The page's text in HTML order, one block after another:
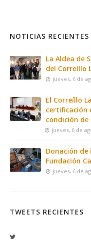
NOTICIAS RECIENTES
La Aldea de
del Correíllo
jueves, 6 de
El Correíllo
certificación
condición de
jueves, 6 de
Donación
Fundación
jueves, 6 de
TWEETS RECIENTES